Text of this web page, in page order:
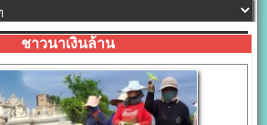
ชาวนาเงินล้าน